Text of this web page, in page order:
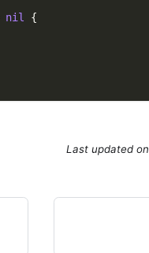
nil
{
Last updatedon